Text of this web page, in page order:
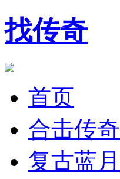
找传奇
首页
合击传奇
复古蓝月